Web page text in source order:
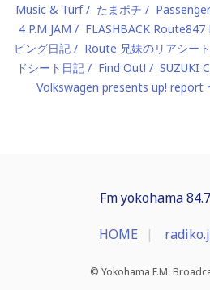
Music & Turf
たまポチ
4 P.M JAM
FLASHBACK Route847
ビング日記
Route 兄妹のリアシー
ドシート日記
Find Out!
SUZUKI
Volkswagen presents up! report
Fm yokohama
HOME
© Yokohama F.M.